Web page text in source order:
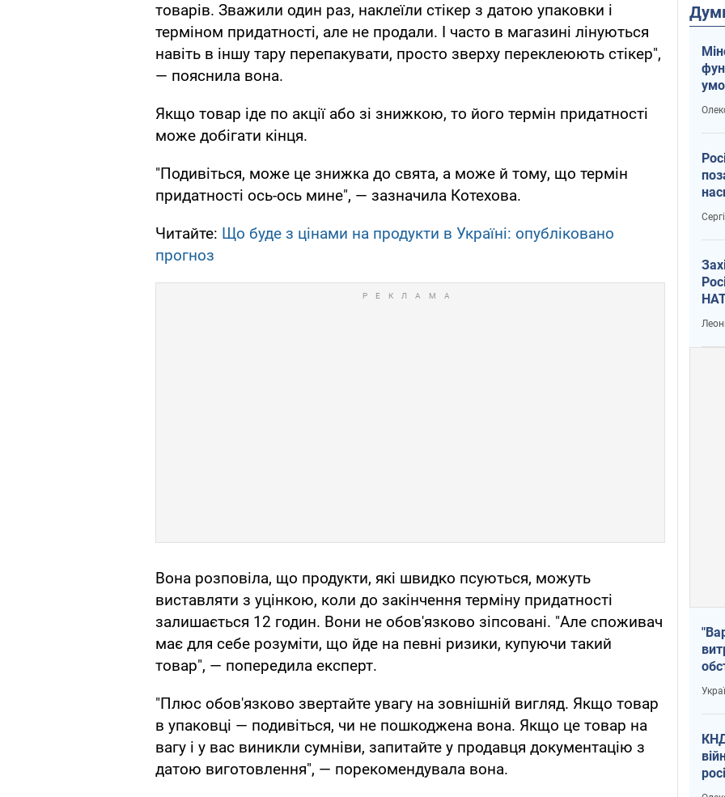
товарів. Зважили один раз, наклеїли стікер з датою упаковки і
терміном придатності, але не продали. І часто в магазині лінуються
навіть в іншу тару перепакувати, просто зверху переклеюють стікер",
— пояснила вона.
Якщо товар іде по акції або зі знижкою, то його термін придатності
може добігати кінця.
"Подивіться, може це знижка до свята, а може й тому, що термін
придатності ось-ось мине", — зазначила Котехова.
Читайте: Що буде з цінами на продукти в Україні: опубліковано
прогноз
Вона розповіла, що продукти, які швидко псуються, можуть
виставляти з уцінкою, коли до закінчення терміну придатності
залишається 12 годин. Вони не обов'язково зіпсовані. "Але споживач
має для себе розуміти, що йде на певні ризики, купуючи такий
товар", — попередила експерт.
"Плюс обов'язково звертайте увагу на зовнішній вигляд. Якщо товар
в упаковці — подивіться, чи не пошкоджена вона. Якщо це товар на
вагу і у вас виникли сумніви, запитайте у продавця документацію з
датою виготовлення", — порекомендувала вона.